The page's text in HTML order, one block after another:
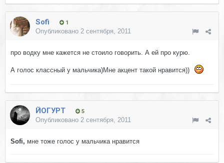
Sofi 1
Опубликовано 2 сентября, 2011
про водку мне кажется не стоило говорить. А ей про курю.
А голос классный у мальчика)Мне акцент такой нравится))
ЙОГУРТ 5
Опубликовано 2 сентября, 2011
Sofi, мне тоже голос у мальчика нравится